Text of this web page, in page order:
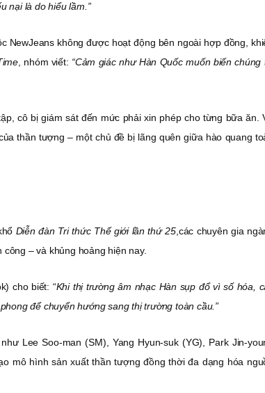
nại là do hiểu lầm.”
NewJeans không được hoạt động bên ngoài hợp đồng,
, nhóm viết: “Cảm giác như Hàn Quốc muốn biến chúng
cô bị giám sát đến mức phải xin phép cho từng bữa ăn.
thần tượng – một chủ đề bị lãng quên giữa hào quang
Diễn đàn Tri thức Thế giới lần thứ 25,các chuyên gia
– và khủng hoảng hiện nay.
cho biết: “Khi thị trường âm nhạc Hàn sụp đổ vì số hóa,
để chuyển hướng sang thị trường toàn cầu.”
Lee Soo-man (SM), Yang Hyun-suk (YG), Park Jin-
mô hình sản xuất thần tượng đồng thời đa dạng hóa